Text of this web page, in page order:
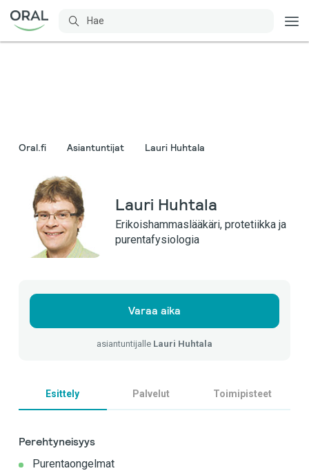
Oral.fi Asiantuntijat Lauri Huhtala
Lauri Huhtala
Erikoishammaslääkäri, protetiikka ja
purentafysiologia
Varaa aika
asiantuntijalle Lauri Huhtala
Esittely Palvelut Toimipisteet
Perehtyneisyys
Purentaongelmat